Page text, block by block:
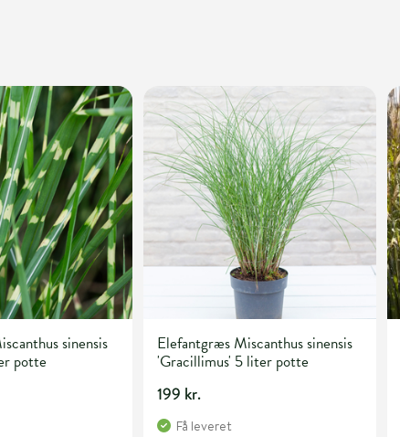
sinensis
potte
Elefantgræs Miscanthus sinensis
'Gracillimus' 5 liter potte
199 kr.
Få leveret